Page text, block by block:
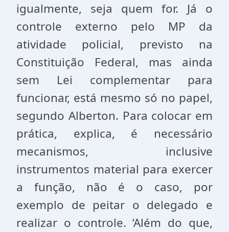
igualmente, seja quem for. Já o
controle externo pelo MP da
atividade policial, previsto na
Constituição Federal, mas ainda
sem Lei complementar para
funcionar, está mesmo só no papel,
segundo Alberton. Para colocar em
prática, explica, é necessário
mecanismos, inclusive
instrumentos material para exercer
a função, não é o caso, por
exemplo de peitar o delegado e
realizar o controle. ‘Além do que,